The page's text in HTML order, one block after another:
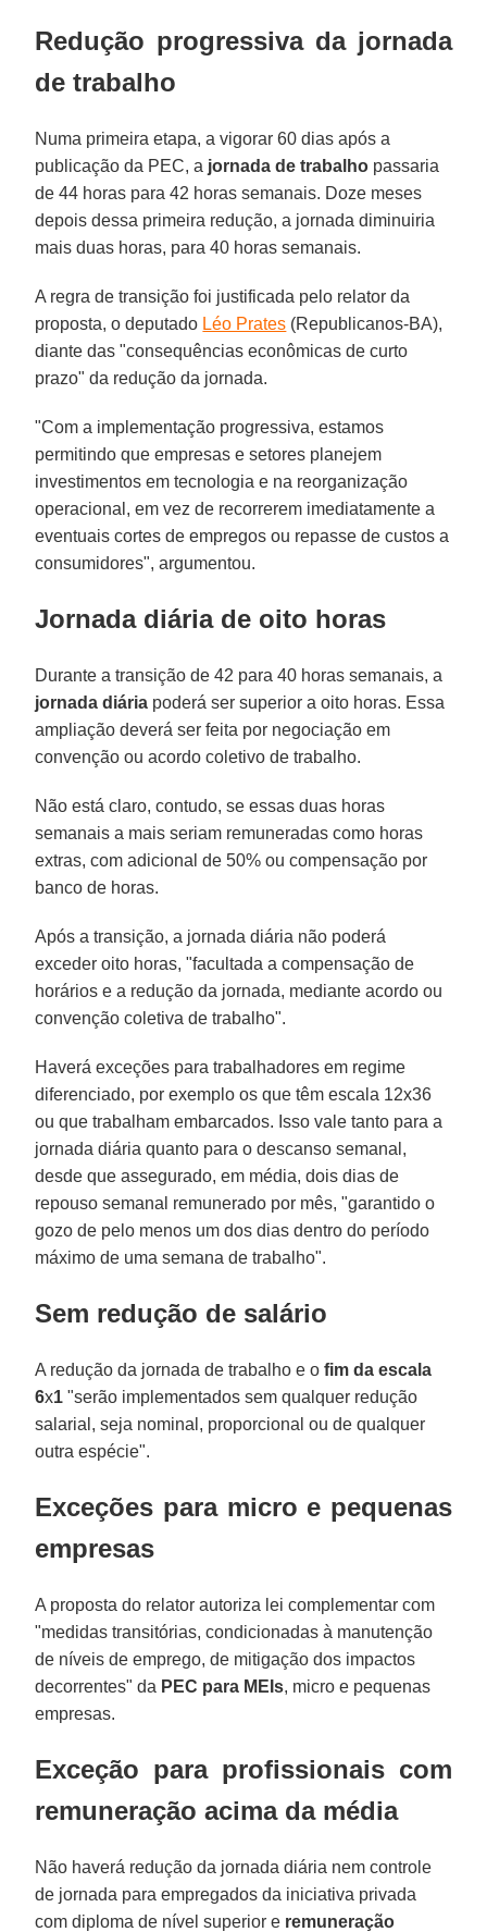
Redução progressiva da jornada
de trabalho
Numa primeira etapa, a vigorar 60 dias após a
publicação da PEC, a jornada de trabalho passaria
de 44 horas para 42 horas semanais. Doze meses
depois dessa primeira redução, a jornada diminuiria
mais duas horas, para 40 horas semanais.
A regra de transição foi justificada pelo relator da
proposta, o deputado Léo Prates (Republicanos-BA),
diante das "consequências econômicas de curto
prazo" da redução da jornada.
"Com a implementação progressiva, estamos
permitindo que empresas e setores planejem
investimentos em tecnologia e na reorganização
operacional, em vez de recorrerem imediatamente a
eventuais cortes de empregos ou repasse de custos a
consumidores", argumentou.
Jornada diária de oito horas
Durante a transição de 42 para 40 horas semanais, a
jornada diária poderá ser superior a oito horas. Essa
ampliação deverá ser feita por negociação em
convenção ou acordo coletivo de trabalho.
Não está claro, contudo, se essas duas horas
semanais a mais seriam remuneradas como horas
extras, com adicional de 50% ou compensação por
banco de horas.
Após a transição, a jornada diária não poderá
exceder oito horas, "facultada a compensação de
horários e a redução da jornada, mediante acordo ou
convenção coletiva de trabalho".
Haverá exceções para trabalhadores em regime
diferenciado, por exemplo os que têm escala 12x36
ou que trabalham embarcados. Isso vale tanto para a
jornada diária quanto para o descanso semanal,
desde que assegurado, em média, dois dias de
repouso semanal remunerado por mês, "garantido o
gozo de pelo menos um dos dias dentro do período
máximo de uma semana de trabalho".
Sem redução de salário
A redução da jornada de trabalho e ofim da escala
6x1 "serão implementados sem qualquer redução
salarial, seja nominal, proporcional ou de qualquer
outra espécie".
Exceções para micro e pequenas
empresas
A proposta do relator autoriza lei complementar com
"medidas transitórias, condicionadas à manutenção
de níveis de emprego, de mitigação dos impactos
decorrentes" da PEC para MEIs, micro e pequenas
empresas.
Exceção para profissionais com
remuneração acima da média
Não haverá redução da jornada diária nem controle
de jornada para empregados da iniciativa privada
com diploma de nível superior e remuneração